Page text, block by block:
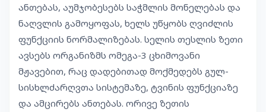
ანთებას, აუმჯობესებს საჭმლის მონელებას და
ნაღვლის გამოყოფას, ხელს უწყობს ღვიძლის
ფუნქციის ნორმალიზებას. სელის თესლის ზეთი
ავსებს ორგანიზმს ომეგა-3 ცხიმოვანი
მჟავებით, რაც დადებითად მოქმედებს გულ-
სისხლძარღვთა სისტემაზე, ტვინის ფუნქციაზე
და ამცირებს ანთებას. ორივე ზეთის